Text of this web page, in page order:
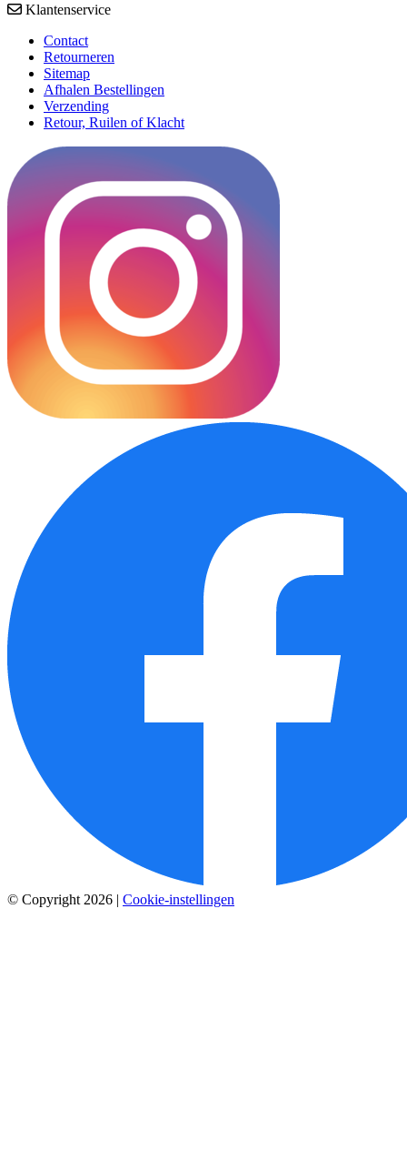
Klantenservice
Contact
Retourneren
Sitemap
Afhalen Bestellingen
Verzending
Retour, Ruilen of Klacht
© Copyright 2026 | Cookie-instellingen